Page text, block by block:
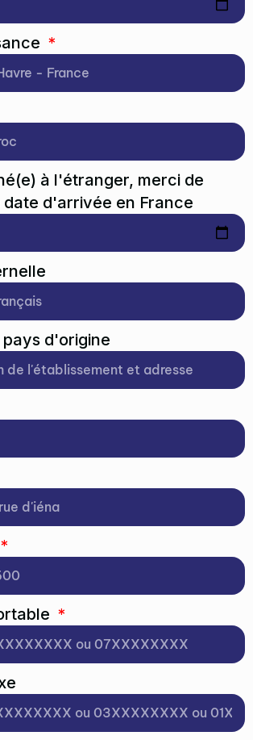
à l'étranger, merci de
d'arrivée en France
d'origine